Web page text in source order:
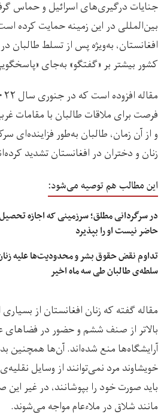
جنایات درگیری‌های اسرائیل و حماس
بین‌المللی در این زمینه حمایت کرده
کشور بیشتر بر «گفتگو» به‌جای
فرصت برای ملاقات طالبان با مقامات
و از آن زمان، طالبان به‌طور فزاینده‌ای
زنان و دختران در افغانستان تشدید
این مطالب هم توصیه می‌شود:
در سرگردانی مطلق؛ سرزمینی که اجازه
حاضر نیست او را بپذیرد
تداوم نقض حقوق بشر و محدودیت‌ها علیه
سلطه‌ی طالبان طی سه ماه اخیر
مقاله گفته که زنان افغانستان از
بالاتر از صنف ششم و حضور در فضاهای
آرایشگاه‌ها منع شده‌اند. آن‌ها همچنین
خویشاوند مرد نمی‌توانند از وسایل
باید صورت خود را بپوشانند، در غیر
مانند شلاق در ملاءعام مواجه می‌شوند.